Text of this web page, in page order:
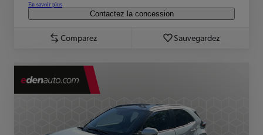
En savoir plus
Contactez la concession
Comparez Sauvegardez